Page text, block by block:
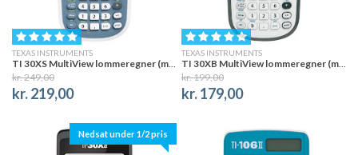
TEXAS INSTRUMENTS
TI 30XS MultiView lommeregner (matematikregner)
kr. 249,00
kr. 219,00
TEXAS INSTRUMENTS
TI 30XB MultiView lommeregner (matematikregner)
kr. 199,00
kr. 179,00
Nedsat under 1/2 pris